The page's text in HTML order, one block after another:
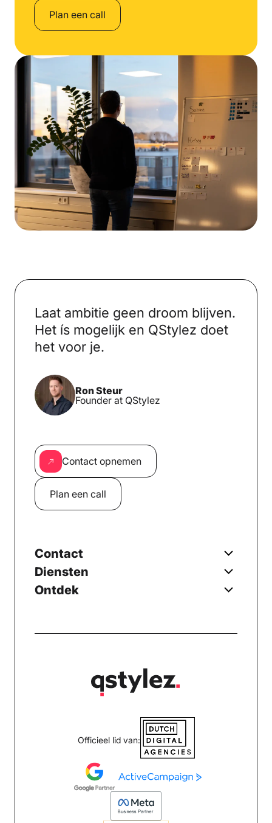
Plan een call
Laat ambitie geen droom blijven.
Het ís mogelijk en QStylez doet
het voor je.
Ron Steur
Founder at QStylez
Contact opnemen
Plan een call
Contact
Diensten
Ontdek
Officieel lid van: